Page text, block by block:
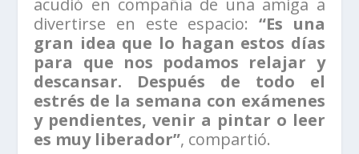
divertirse en este espacio: “Es una
gran idea que lo hagan estos días
para que nos podamos relajar y
descansar. Después de todo el
estrés de la semana con exámenes
y pendientes, venir a pintar o leer
es muy liberador”, compartió.